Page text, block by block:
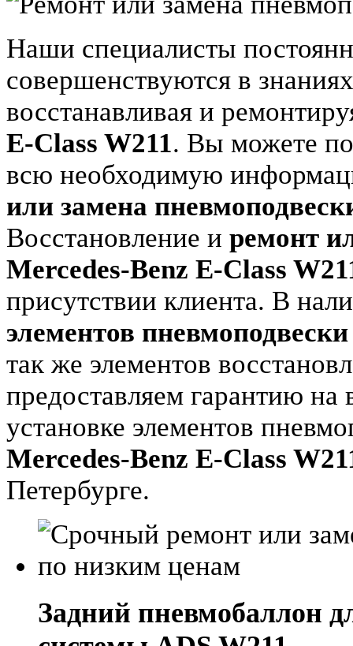
Наши специалисты
совершенствуются в
восстанавливая и
E-Class W211. Вы можете
всю необходимую
или замена
Восстановление и ремонт
Mercedes-Benz E-Class
присутствии клиента. В
элементов
так же элементов
предоставляем гарантию
установке элементов
Mercedes-Benz E-Class
Петербурге.
Задний пневмобаллон